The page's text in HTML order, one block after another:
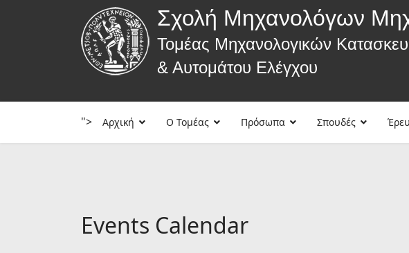
Σχολή Μηχανολόγων
Τομέας Μηχανολογικών
& Αυτομάτου Ελέγχου
"> Αρχική Ο Τομέας Πρόσωπα Σπουδές
Events Calendar